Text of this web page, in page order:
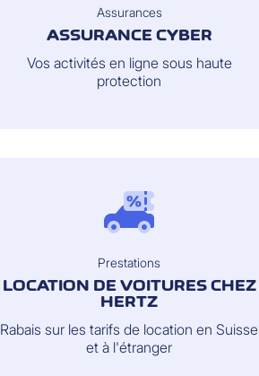
Assurances
ASSURANCE CYBER
Vos activités en ligne sous haute
protection
Prestations
LOCATION DE VOITURES CHEZ
HERTZ
Rabais sur les tarifs de location en Suisse
et à l'étranger